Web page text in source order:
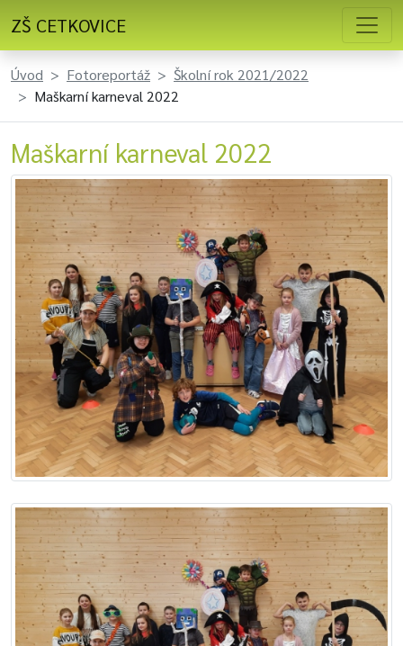
ZŠ CETKOVICE
Úvod Fotoreportáž
Školní rok 2021/2022
Maškarní karneval 2022
Maškarní karneval 2022